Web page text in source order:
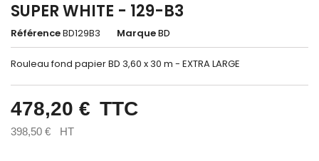
SUPER WHITE - 129-B3
RéférenceBD129B3 MarqueBD
Rouleau fond papier BD 3,60 x 30 m - EXTRA LARGE
478,20 € TTC
398,50 € HT